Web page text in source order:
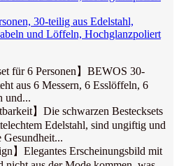
30-teilig aus Edelstahl,
und Löffeln, Hochglanzpoliert
für 6 Personen】BEWOS 30-
aus 6 Messern, 6 Esslöffeln, 6
und...
】Die schwarzen Bestecksets
Edelstahl, sind ungiftig und
】Elegantes Erscheinungsbild mit